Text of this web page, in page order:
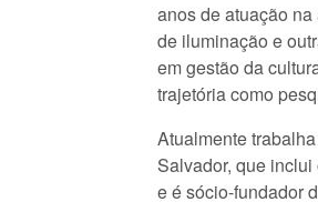
anos de atuação
de iluminação e
em gestão da
trajetória como
Atualmente
Salvador, que
e é sócio-fundador